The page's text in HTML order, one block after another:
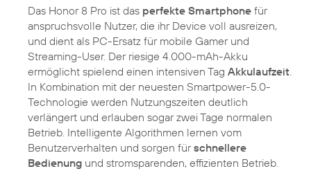
Das Honor 8 Pro ist das perfekte Smartphone für
anspruchsvolle Nutzer, die ihr Device voll ausreizen,
und dient als PC-Ersatz für mobile Gamer und
Streaming-User. Der riesige 4.000-mAh-Akku
ermöglicht spielend einen intensiven Tag Akkulaufzeit.
In Kombination mit der neuesten Smartpower-5.0-
Technologie werden Nutzungszeiten deutlich
verlängert und erlauben sogar zwei Tage normalen
Betrieb. Intelligente Algorithmen lernen vom
Benutzerverhalten und sorgen fürschnellere
Bedienung und stromsparenden, effizienten Betrieb.